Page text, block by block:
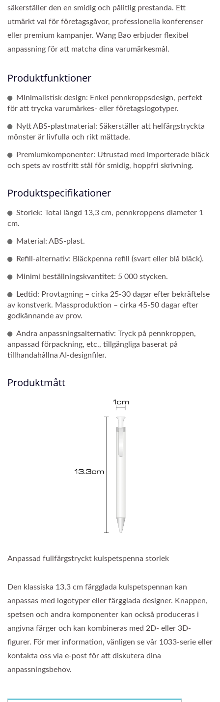
säkerställer den en smidig och pålitlig prestanda. Ett
utmärkt val för företagsgåvor, professionella konferenser
eller premium kampanjer. Wang Bao erbjuder flexibel
anpassning för att matcha dina varumärkesmål.
Produktfunktioner
Minimalistisk design: Enkel pennkroppsdesign, perfekt
för att trycka varumärkes- eller företagslogotyper.
Nytt ABS-plastmaterial: Säkerställer att helfärgstryckta
mönster är livfulla och rikt mättade.
Premiumkomponenter: Utrustad med importerade bläck
och spets av rostfritt stål för smidig, hoppfri skrivning.
Produktspecifikationer
Storlek: Total längd 13,3 cm, pennkroppens diameter 1
cm.
Material: ABS-plast.
Refill-alternativ: Bläckpenna refill (svart eller blå bläck).
Minimi beställningskvantitet: 5 000 stycken.
Ledtid: Provtagning – cirka 25-30 dagar efter bekräftelse
av konstverk. Massproduktion – cirka 45-50 dagar efter
godkännande av prov.
Andra anpassningsalternativ: Tryck på pennkroppen,
anpassad förpackning, etc., tillgängliga baserat på
tillhandahållna AI-designfiler.
Produktmått
Anpassad fullfärgstryckt kulspetspenna storlek
Den klassiska 13,3 cm färgglada kulspetspennan kan
anpassas med logotyper eller färgglada designer. Knappen,
spetsen och andra komponenter kan också produceras i
angivna färger och kan kombineras med 2D- eller 3D-
figurer. För mer information, vänligen se vår 1033-serie eller
kontakta oss via e-post för att diskutera dina
anpassningsbehov.